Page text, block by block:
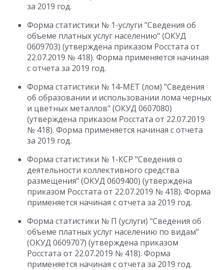
за 2019 год.
Форма статистики № 1-услуги "Сведения об
объеме платных услуг населению" (ОКУД
0609703) (утверждена приказом Росстата от
22.07.2019 № 418). Форма применяется начиная
с отчета за 2019 год.
Форма статистики № 14-МЕТ (лом) "Сведения
об образовании и использовании лома черных
и цветных металлов" (ОКУД 0607080)
(утверждена приказом Росстата от 22.07.2019
№ 418). Форма применяется начиная с отчета
за 2019 год.
Форма статистики № 1-КСР "Сведения о
деятельности коллективного средства
размещения" (ОКУД 0609400) (утверждена
приказом Росстата от 22.07.2019 № 418). Форма
применяется начиная с отчета за 2019 год.
Форма статистики № П (услуги) "Сведения об
объеме платных услуг населению по видам"
(ОКУД 0609707) (утверждена приказом
Росстата от 22.07.2019 № 418). Форма
применяется начиная с отчета за 2019 год.